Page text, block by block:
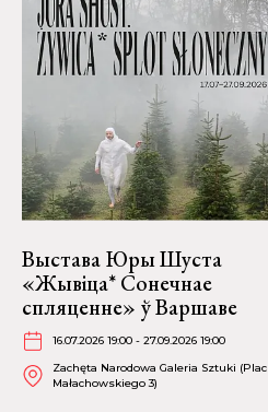
Выстава Юры Шуста
«Жывіца* Сонечнае
спляценне» ў Варшаве
16.07.2026 19:00 - 27.09.2026 19:00
Zachęta Narodowa Galeria Sztuki (Plac
Małachowskiego 3)